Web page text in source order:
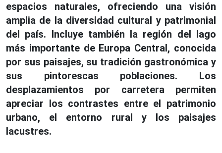
espacios naturales, ofreciendo una visión
amplia de la diversidad cultural y patrimonial
del país. Incluye también la región del lago
más importante de Europa Central, conocida
por sus paisajes, su tradición gastronómica y
sus pintorescas poblaciones. Los
desplazamientos por carretera permiten
apreciar los contrastes entre el patrimonio
urbano, el entorno rural y los paisajes
lacustres.